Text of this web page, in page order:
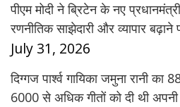
पीएम मोदी ने ब्रिटेन के नए
रणनीतिक साझेदारी और व्यापार बढ़ाने
July 31, 2026
दिग्गज पार्श्व गायिका जमुना रानी का
6000 से अधिक गीतों को दी थी